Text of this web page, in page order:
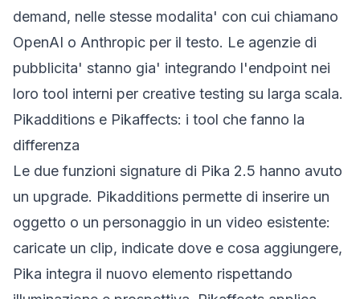
demand, nelle stesse modalita' con cui chiamano
OpenAI o Anthropic per il testo. Le agenzie di
pubblicita' stanno gia' integrando l'endpoint nei
loro tool interni per creative testing su larga scala.
Pikadditions e Pikaffects: i tool che fanno la
differenza
Le due funzioni signature di Pika 2.5 hanno avuto
un upgrade. Pikadditions permette di inserire un
oggetto o un personaggio in un video esistente:
caricate un clip, indicate dove e cosa aggiungere,
Pika integra il nuovo elemento rispettando